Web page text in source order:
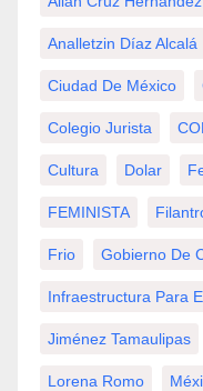
Analletzin Díaz Alcalá
Ciudad De México
Colegio Jurista
Cultura Dolar
FEMINISTA
Frio Gobierno De
Infraestructura Para
Jiménez Tamaulipas
Lorena Romo